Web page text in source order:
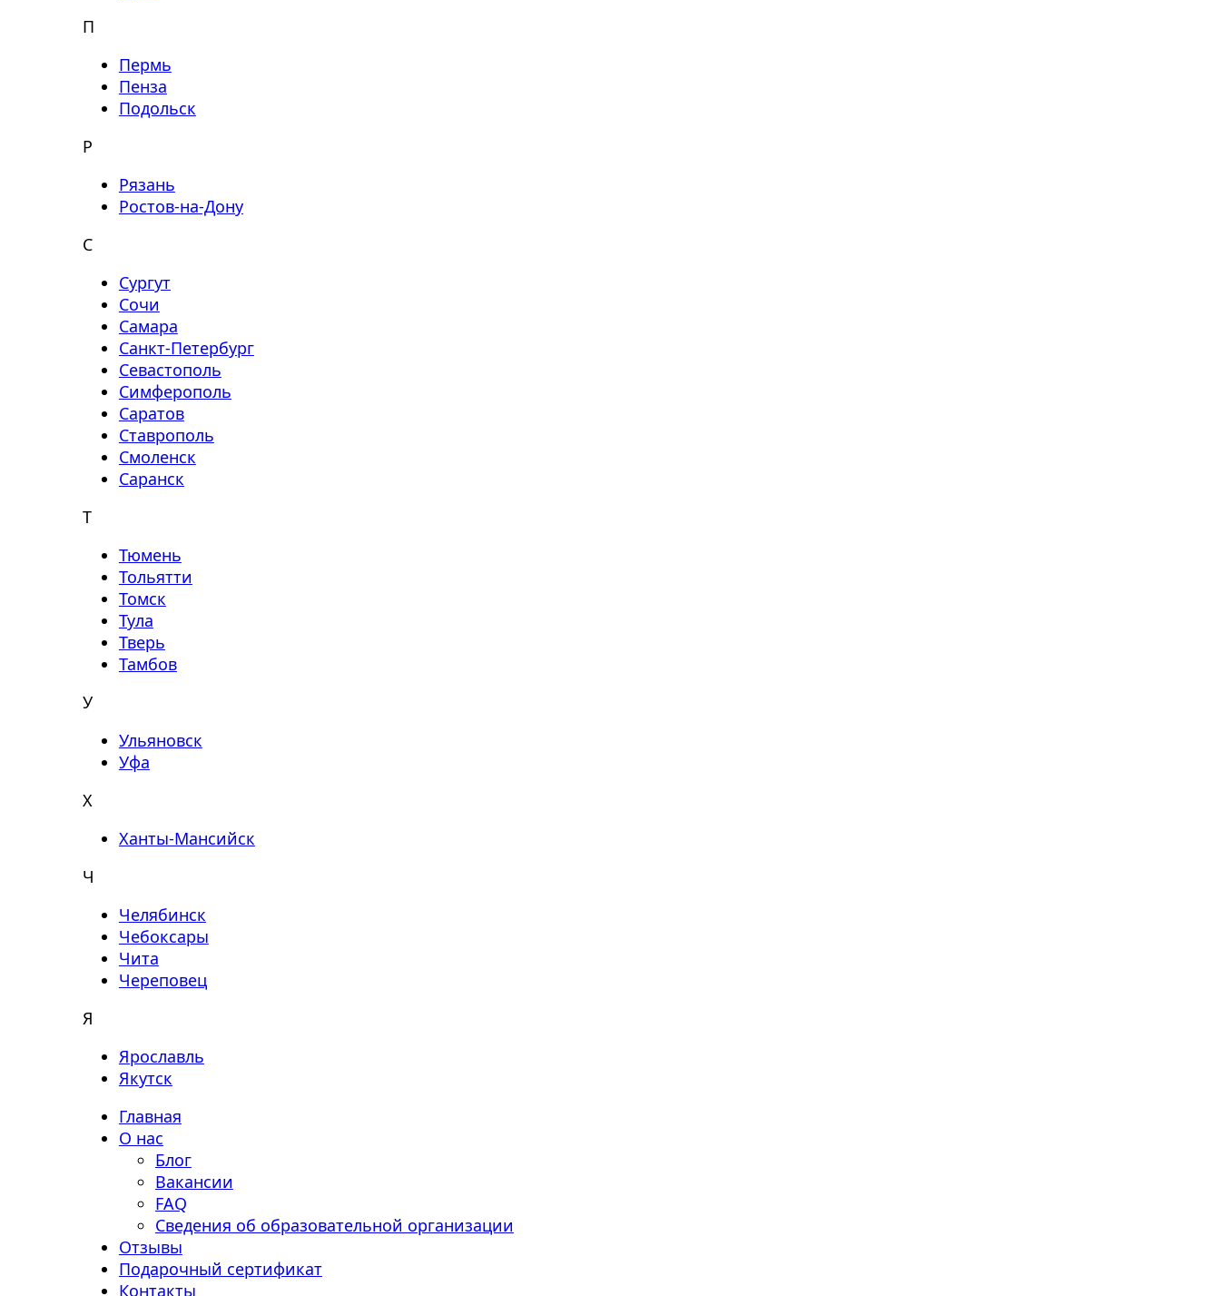
П
Пермь
Пенза
Подольск
Р
Рязань
Ростов-на-Дону
С
Сургут
Сочи
Самара
Санкт-Петербург
Севастополь
Симферополь
Саратов
Ставрополь
Смоленск
Саранск
Т
Тюмень
Тольятти
Томск
Тула
Тверь
Тамбов
У
Ульяновск
Уфа
Х
Ханты-Мансийск
Ч
Челябинск
Чебоксары
Чита
Череповец
Я
Ярославль
Якутск
Главная
О нас
Блог
Вакансии
FAQ
Сведения об образовательной организации
Отзывы
Подарочный сертификат
Контакты